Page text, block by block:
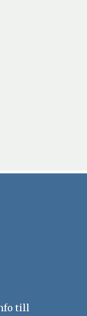
till